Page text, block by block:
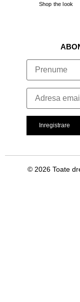
Shop the look
© 2026 Toate